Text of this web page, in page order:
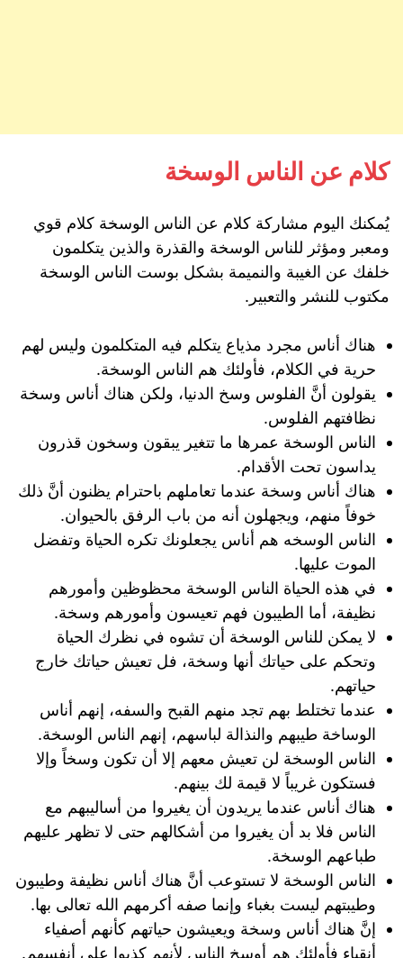
كلام عن الناس الوسخة
يُمكنك اليوم مشاركة كلام عن الناس الوسخة كلام قوي
ومعبر ومؤثر للناس الوسخة والقذرة والذين يتكلمون
خلفك عن الغيبة والنميمة بشكل بوست الناس الوسخة
مكتوب للنشر والتعبير.
هناك أناس مجرد مذياع يتكلم فيه المتكلمون وليس لهم
حرية في الكلام، فأولئك هم الناس الوسخة.
يقولون أنَّ الفلوس وسخ الدنيا، ولكن هناك أناس وسخة
نظافتهم الفلوس.
الناس الوسخة عمرها ما تتغير يبقون وسخون قذرون
يداسون تحت الأقدام.
هناك أناس وسخة عندما تعاملهم باحترام يظنون أنَّ ذلك
خوفاً منهم، ويجهلون أنه من باب الرفق بالحيوان.
الناس الوسخه هم أناس يجعلونك تكره الحياة وتفضل
الموت عليها.
في هذه الحياة الناس الوسخة محظوظين وأمورهم
نظيفة، أما الطيبون فهم تعيسون وأمورهم وسخة.
لا يمكن للناس الوسخة أن تشوه في نظرك الحياة
وتحكم على حياتك أنها وسخة، فل تعيش حياتك خارج
حياتهم.
عندما تختلط بهم تجد منهم القبح والسفه، إنهم أناس
الوساخة طيبهم والنذالة لباسهم، إنهم الناس الوسخة.
الناس الوسخة لن تعيش معهم إلا أن تكون وسخاً وإلا
فستكون غريباً لا قيمة لك بينهم.
هناك أناس عندما يريدون أن يغيروا من أساليبهم مع
الناس فلا بد أن يغيروا من أشكالهم حتى لا تظهر عليهم
طباعهم الوسخة.
الناس الوسخة لا تستوعب أنَّ هناك أناس نظيفة وطيبون
وطيبتهم ليست بغباء وإنما صفه أكرمهم الله تعالى بها.
إنَّ هناك أناس وسخة ويعيشون حياتهم كأنهم أصفياء
أنقياء فأولئك هم أوسخ الناس لأنهم كذبوا على أنفسهم.